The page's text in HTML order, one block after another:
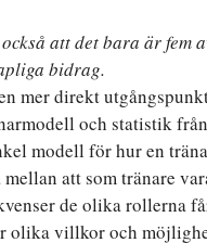
att det bara är fem
bidrag.
mer direkt
och statistik
modell för hur en
att som tränare
de olika rollerna
olika villkor och